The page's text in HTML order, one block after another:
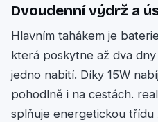
Dvoudenní výdrž a
Hlavním tahákem je
která poskytne až dva
jedno nabití. Díky 15W
pohodlně i na cestách.
splňuje energetickou